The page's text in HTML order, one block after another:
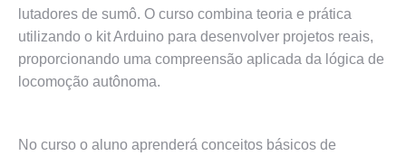
lutadores de sumô. O curso combina teoria e prática
utilizando o kit Arduino para desenvolver projetos reais,
proporcionando uma compreensão aplicada da lógica de
locomoção autônoma.
No curso o aluno aprenderá conceitos básicos de